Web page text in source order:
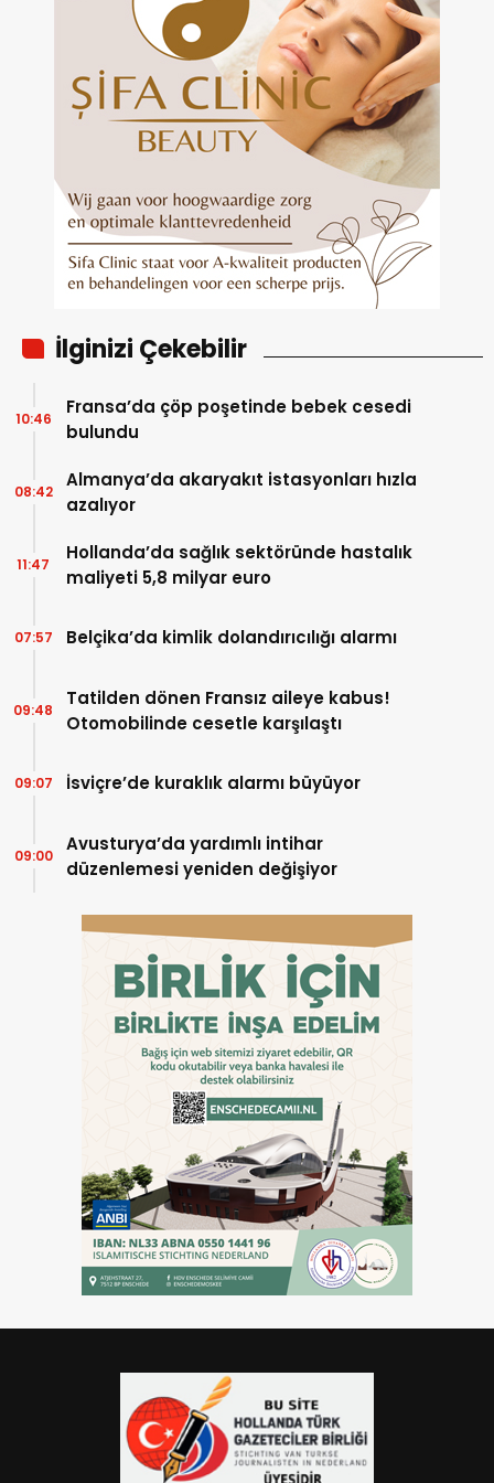
İlginizi Çekebilir
Fransa’da çöp poşetinde bebek cesedi
bulundu
10:46
Almanya’da akaryakıt istasyonları hızla
azalıyor
08:42
Hollanda’da sağlık sektöründe hastalık
maliyeti 5,8 milyar euro
11:47
Belçika’da kimlik dolandırıcılığı alarmı
07:57
Tatilden dönen Fransız aileye kabus!
Otomobilinde cesetle karşılaştı
09:48
İsviçre’de kuraklık alarmı büyüyor
09:07
Avusturya’da yardımlı intihar
düzenlemesi yeniden değişiyor
09:00